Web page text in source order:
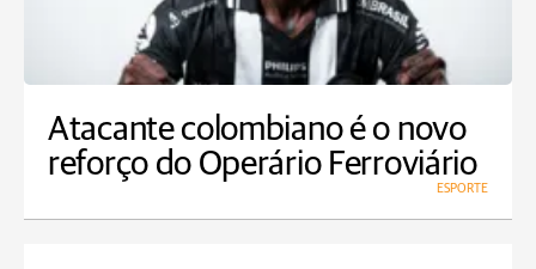
Atacante colombiano é o novo
reforço do Operário Ferroviário
ESPORTE